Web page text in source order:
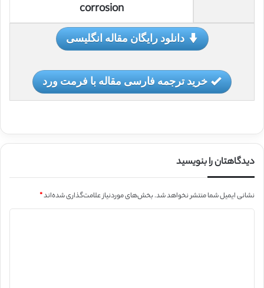
corrosion
دانلود رایگان مقاله انگلیسی
خرید ترجمه فارسی مقاله با فرمت ورد
دیدگاهتان را بنویسید
نشانی ایمیل شما منتشر نخواهد شد.بخش‌های موردنیاز علامت‌گذاری شده‌اند*